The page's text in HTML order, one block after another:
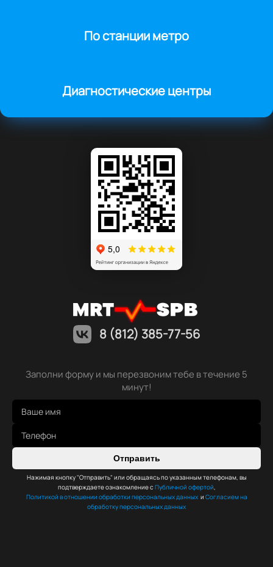
По станции метро
Диагностические центры
8 (812) 385-77-56
Заполни форму и мы перезвоним тебе в течение 5
минут!
Отправить
Нажимая кнопку "Отправить" или обращаясь по указанным телефонам, вы
подтверждаете ознакомление с Публичной офертой,
Политикой в отношении обработки персональных данных и Согласием на
обработку персональных данных